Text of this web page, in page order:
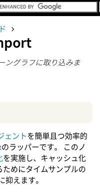
ングラフに取り込みま
ェントを簡単且つ効率的
のラッパーです。 このノ
を実施し、キャッシュ化
めにタイムサンプルの
抑えます。